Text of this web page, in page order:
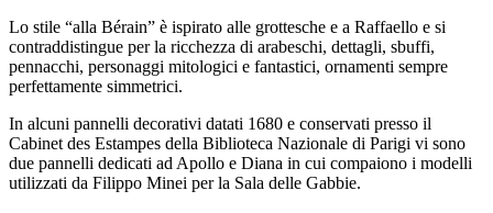
Lo stile “alla Bérain” è ispirato alle grottesche e a Raffaello e si
contraddistingue per la ricchezza di arabeschi, dettagli, sbuffi,
pennacchi, personaggi mitologici e fantastici, ornamenti sempre
perfettamente simmetrici.
In alcuni pannelli decorativi datati 1680 e conservati presso il
Cabinet des Estampes della Biblioteca Nazionale di Parigi vi sono
due pannelli dedicati ad Apollo e Diana in cui compaiono i modelli
utilizzati da Filippo Minei per la Sala delle Gabbie.